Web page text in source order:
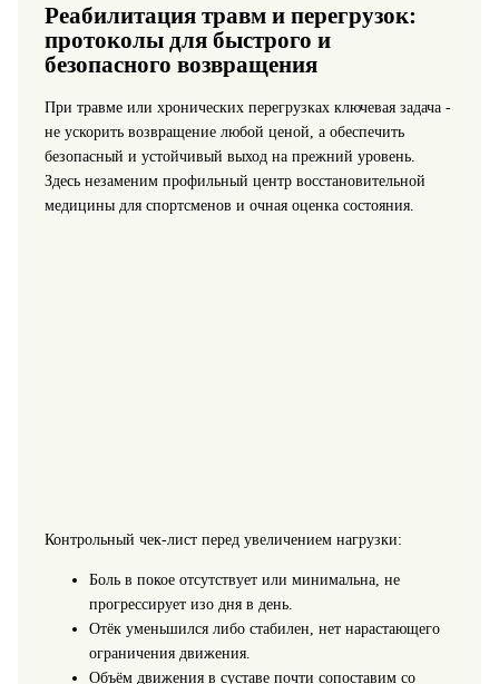
Реабилитация травм и перегрузок:
протоколы для быстрого и
безопасного возвращения
При травме или хронических перегрузках ключевая задача -
не ускорить возвращение любой ценой, а обеспечить
безопасный и устойчивый выход на прежний уровень.
Здесь незаменим профильный центр восстановительной
медицины для спортсменов и очная оценка состояния.
Контрольный чек-лист перед увеличением нагрузки:
Боль в покое отсутствует или минимальна, не
прогрессирует изо дня в день.
Отёк уменьшился либо стабилен, нет нарастающего
ограничения движения.
Объём движения в суставе почти сопоставим со